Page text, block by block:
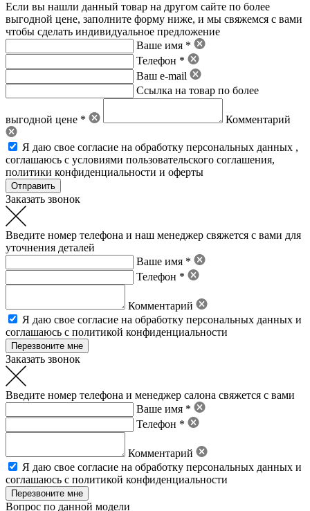
Если вы нашли данный товар на другом сайте по более
выгодной цене, заполните форму ниже, и мы свяжемся с вами
чтобы сделать индивидуальное предложение
Ваше имя *
Телефон *
Ваш e-mail
Ссылка на товар по более
выгодной цене * Комментарий
Я даю свое согласие на обработку персональных данных ,
соглашаюсь с условиями пользовательского соглашения,
политики конфиденциальности и оферты
Заказать звонок
Введите номер телефона и наш менеджер свяжется с вами для
уточнения деталей
Ваше имя *
Телефон *
Комментарий
Я даю свое согласие на обработку персональных данных и
соглашаюсь с политикой конфиденциальности
Заказать звонок
Введите номер телефона и менеджер салона свяжется с вами
Ваше имя *
Телефон *
Комментарий
Я даю свое согласие на обработку персональных данных и
соглашаюсь с политикой конфиденциальности
Вопрос по данной модели